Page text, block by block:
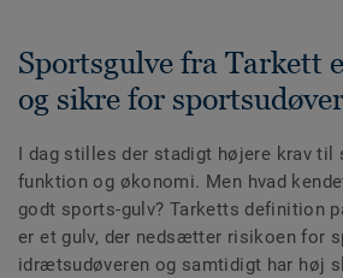
Sportsgulve fra Tarkett
og sikre for
I dag stilles der stadigt højere krav til
funktion og økonomi. Men hvad
godt sports-gulv? Tarketts definition
er et gulv, der nedsætter risikoen for
idrætsudøveren og samtidigt har høj